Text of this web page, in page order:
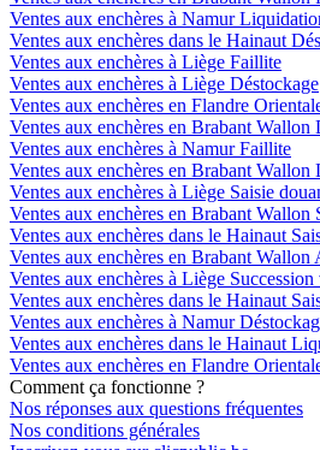
Ventes aux enchères à Namur
Ventes aux enchères dans le Hainaut
Ventes aux enchères à Liège Faillite
Ventes aux enchères à Liège Déstockage
Ventes aux enchères en Flandre
Ventes aux enchères en Brabant Wallon
Ventes aux enchères à Namur Faillite
Ventes aux enchères en Brabant
Ventes aux enchères à Liège Saisie
Ventes aux enchères en Brabant Wallon
Ventes aux enchères dans le Hainaut
Ventes aux enchères en Brabant
Ventes aux enchères à Liège Succession
Ventes aux enchères dans le Hainaut
Ventes aux enchères à Namur
Ventes aux enchères dans le Hainaut
Ventes aux enchères en Flandre
Comment ça fonctionne ?
Nos réponses aux questions fréquentes
Nos conditions générales